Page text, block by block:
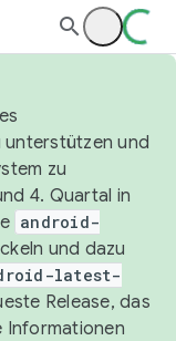
unterstützen und
zu
4. Quartal in
android-
und dazu
latest-
Release, das
Informationen